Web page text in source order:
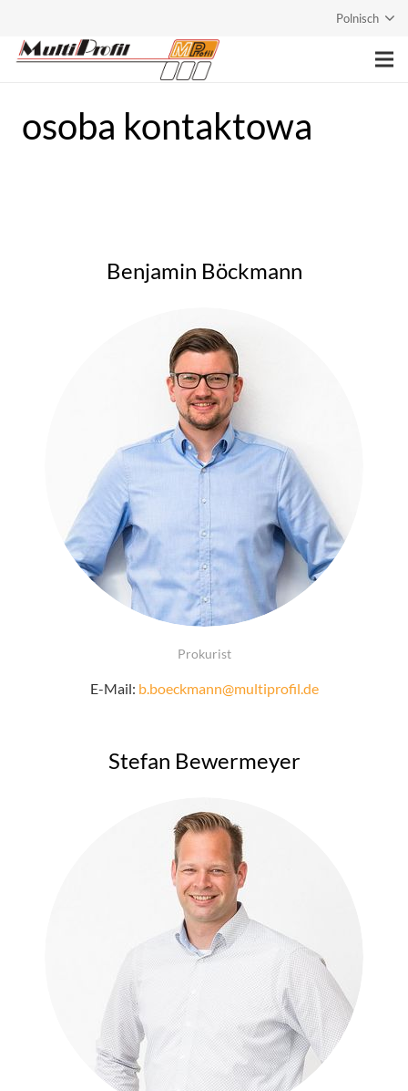
Polnisch
osoba kontaktowa
Benjamin Böckmann
Prokurist
E-Mail: b.boeckmann@multiprofil.de
Stefan Bewermeyer